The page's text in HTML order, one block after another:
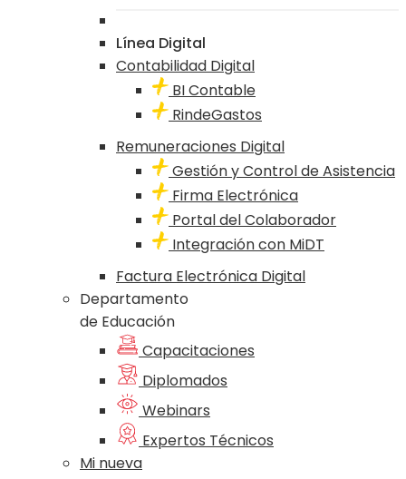
Línea Digital
Contabilidad Digital
BI Contable
RindeGastos
Remuneraciones Digital
Gestión y Control de Asistencia
Firma Electrónica
Portal del Colaborador
Integración con MiDT
Factura Electrónica Digital
Departamento
de Educación
Capacitaciones
Diplomados
Webinars
Expertos Técnicos
Mi nueva